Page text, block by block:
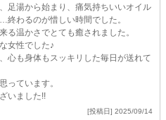
足湯から始まり、痛気持ちいいオイル
わるのが惜しい時間でした。
る温かさでとても癒されました。
女性でした♪
心も身体もスッキリした毎日が送れて
っています。
いました!!
[投稿日] 2025/09/14